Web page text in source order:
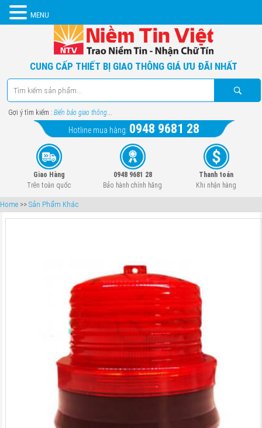
CUNG CẤP THIẾT BỊ GIAO THÔNG GIÁ ƯU ĐÃI NHẤT
Gợi ý tìm kiếm : Biển báo giao thông...
Hotline mua hàng: 0948 9681 28
Giao Hàng
Trên toàn quốc
0948 9681 28
Bảo hành chính hãng
Thanh toán
Khi nhận hàng
Home >> Sản Phẩm Khác
MENU